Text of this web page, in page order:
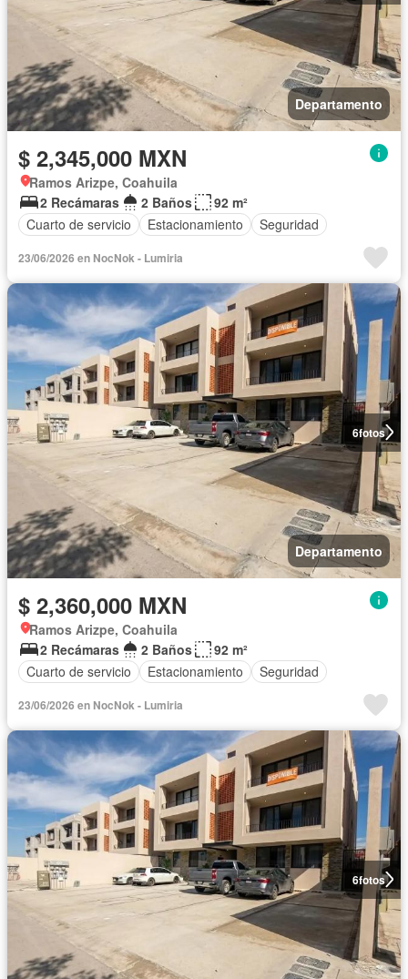
Departamento
$ 2,345,000 MXN
Ramos Arizpe, Coahuila
2 Recámaras
2 Baños
92 m²
Cuarto de servicio
Estacionamiento Seguridad
23/06/2026 en NocNok - Lumiria
6fotos
Departamento
$ 2,360,000 MXN
Ramos Arizpe, Coahuila
2 Recámaras
2 Baños
92 m²
Cuarto de servicio
Estacionamiento Seguridad
23/06/2026 en NocNok - Lumiria
6fotos